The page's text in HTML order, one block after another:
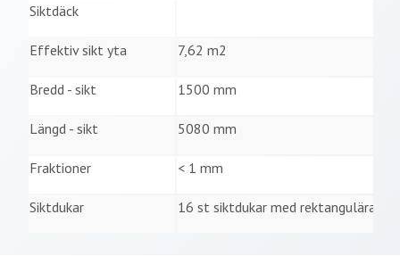
Siktdäck
Effektiv sikt yta 7,62 m2
Bredd - sikt 1500 mm
Längd - sikt 5080 mm
Fraktioner < 1 mm
Siktdukar 16 st siktdukar med rektangulära